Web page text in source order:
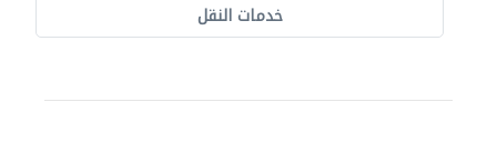
خدمات النقل